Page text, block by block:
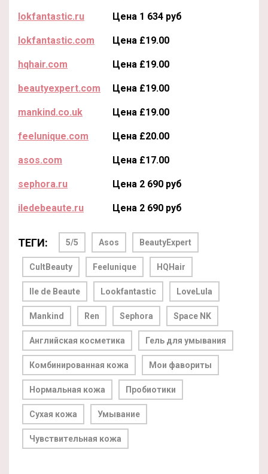
lokfantastic.ru Цена 1 634 руб
lokfantastic.com Цена £19.00
hqhair.com Цена £19.00
beautyexpert.com Цена £19.00
mankind.co.uk Цена £19.00
feelunique.com Цена £20.00
asos.com Цена £17.00
sephora.ru Цена 2 690 руб
iledebeaute.ru Цена 2 690 руб
ТЕГИ: 5/5 Asos BeautyExpert
CultBeauty Feelunique HQHair
Ile de Beaute Lookfantastic LoveLula
Mankind Ren Sephora Space NK
Английская косметика Гель для умывания
Комбинированная кожа Мои фавориты
Нормальная кожа Пробиотики
Сухая кожа Умывание
Чувствительная кожа